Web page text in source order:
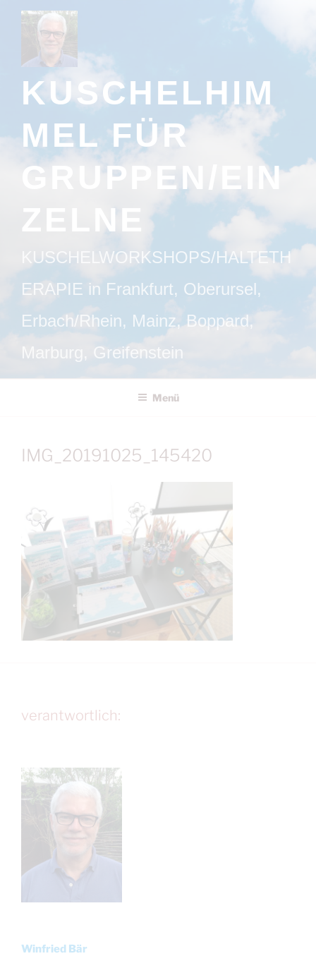
Zum
Inhalt
springen
KUSCHELHIM
MEL FÜR
GRUPPEN/EIN
ZELNE
KUSCHELWORKSHOPS/HALTETH
ERAPIE in Frankfurt, Oberursel,
Erbach/Rhein, Mainz, Boppard,
Marburg, Greifenstein
Menü
IMG_20191025_145420
verantwortlich:
Winfried Bär